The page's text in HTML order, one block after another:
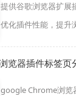
提供谷歌浏览器扩展
优化插件性能，提升
览器插件标签页
google Chrome浏览